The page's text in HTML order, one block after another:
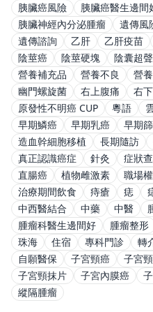
胰臟癌風險
胰臟癌醫生邊間
胰臟神經內分泌腫瘤
遺傳風
遺傳諮詢
乙肝 乙肝疫苗
陰莖癌
陰莖硬塊 陰囊超
營養補充品
營養不良 營
幽門螺旋菌
右上腹痛 右
原發性不明癌 CUP
粵語
早期鱗癌
早期乳癌 早期
造血幹細胞移植
長期隨訪
真正認識癌症
針灸 症狀
直腸癌
植物雌激素 職場
治療期間飲食
痔瘡 痣
中西醫結合
中藥 中醫
腫瘤科醫生邊間好
腫瘤整形
珠海
住宿 專科門診 轉
自願醫保
子宮頸癌 子宮
子宮頸抹片
子宮內膜癌
縱隔腫瘤